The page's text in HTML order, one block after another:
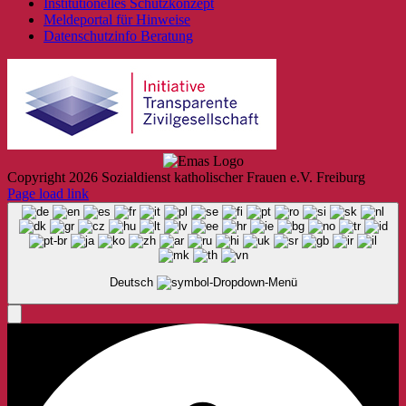
Institutionelles Schutzkonzept
Meldeportal für Hinweise
Datenschutzinfo Beratung
Copyright 2026 Sozialdienst katholischer Frauen e.V. Freiburg
Page load link
Deutsch